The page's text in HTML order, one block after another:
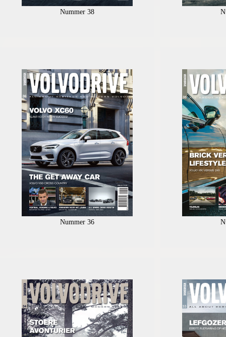
Nummer 38
Nummer 36